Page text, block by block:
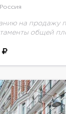
на продажу
общей
столицы